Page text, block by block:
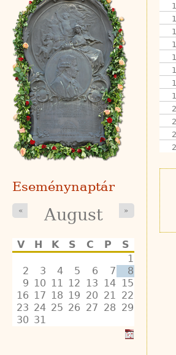
Eseménynaptár
« August »
V H K S C P
S
1
2
3 4 5 6 7
8
9 10 11 12 13 14 15
16 17 18 19 20 21
22
23 24 25 26 27 28 29
30 31